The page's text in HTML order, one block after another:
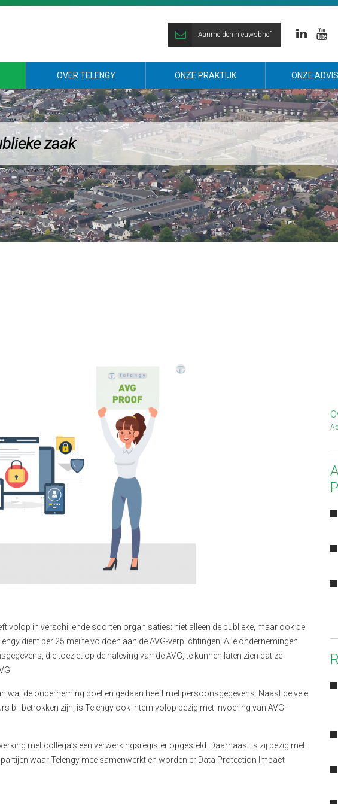
Aanmelden nieuwsbrief
OVER TELENGY ONZE PRAKTIJK ONZE
zaak
volop in verschillende soorten organisaties: niet alleen de publieke, maar ook de
dient per 25 mei te voldoen aan de AVG-verplichtingen. Alle ondernemingen
die toeziet op de naleving van de AVG, te kunnen laten zien dat ze
wat de onderneming doet en gedaan heeft met persoonsgegevens. Naast de vele
bij betrokken zijn, is Telengy ook intern volop bezig met invoering van AVG-
met collega’s een verwerkingsregister opgesteld. Daarnaast is zij bezig met
waar Telengy mee samenwerkt en worden er Data Protection Impact